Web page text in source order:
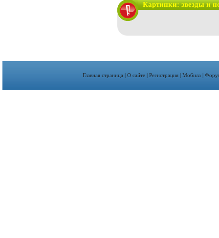
Картинки: звезды и
Главная страница | О сайте | Регистрация | Мобила |